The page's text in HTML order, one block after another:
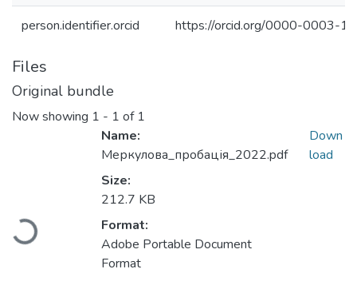
person.identifier.orcid https://orcid.org/0000-0003-
Files
Original bundle
Now showing 1 - 1 of 1
Loading...
Name:
Меркулова_пробація_2022.pdf
Size:
212.7 KB
Format:
Adobe Portable Document
Format
Down
load